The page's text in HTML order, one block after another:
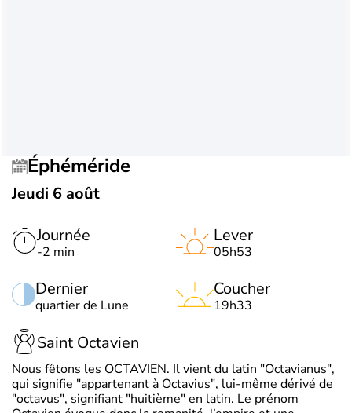
Éphéméride
Jeudi 6 août
Journée
-2 min
Dernier
quartier de Lune
Lever
05h53
Coucher
19h33
Saint Octavien
Nous fêtons les OCTAVIEN. Il vient du latin "Octavianus",
qui signifie "appartenant à Octavius", lui-même dérivé de
"octavus", signifiant "huitième" en latin. Le prénom